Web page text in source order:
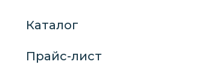
Каталог
Прайс-лист